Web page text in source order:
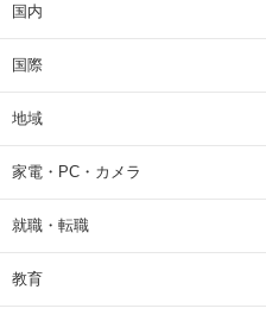
国内
国際
地域
家電・PC・カメラ
就職・転職
教育